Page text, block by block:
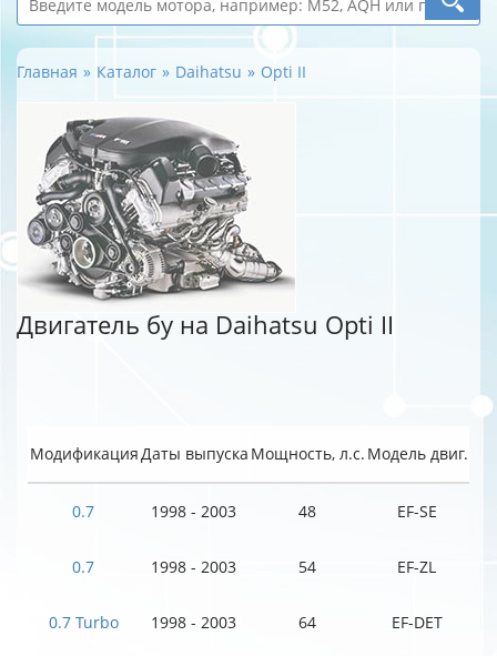
Главная Каталог Daihatsu Opti II
Двигатель бу на Daihatsu Opti II
МодификацияДаты выпуска Мощность, л.с. Модель двиг.
0.7 1998 - 2003 48 EF-SE
0.7 1998 - 2003 54 EF-ZL
0.7 Turbo 1998 - 2003 64 EF-DET